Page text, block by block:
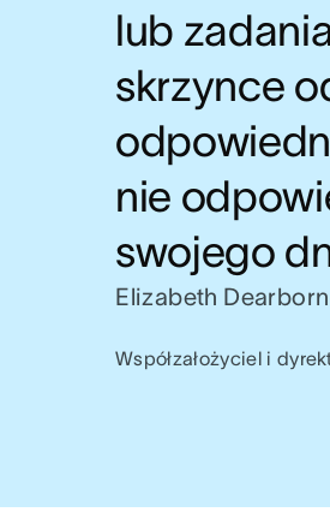
lub
skrzynce
nie
swojego
Elizabeth
Współzałożyciel i